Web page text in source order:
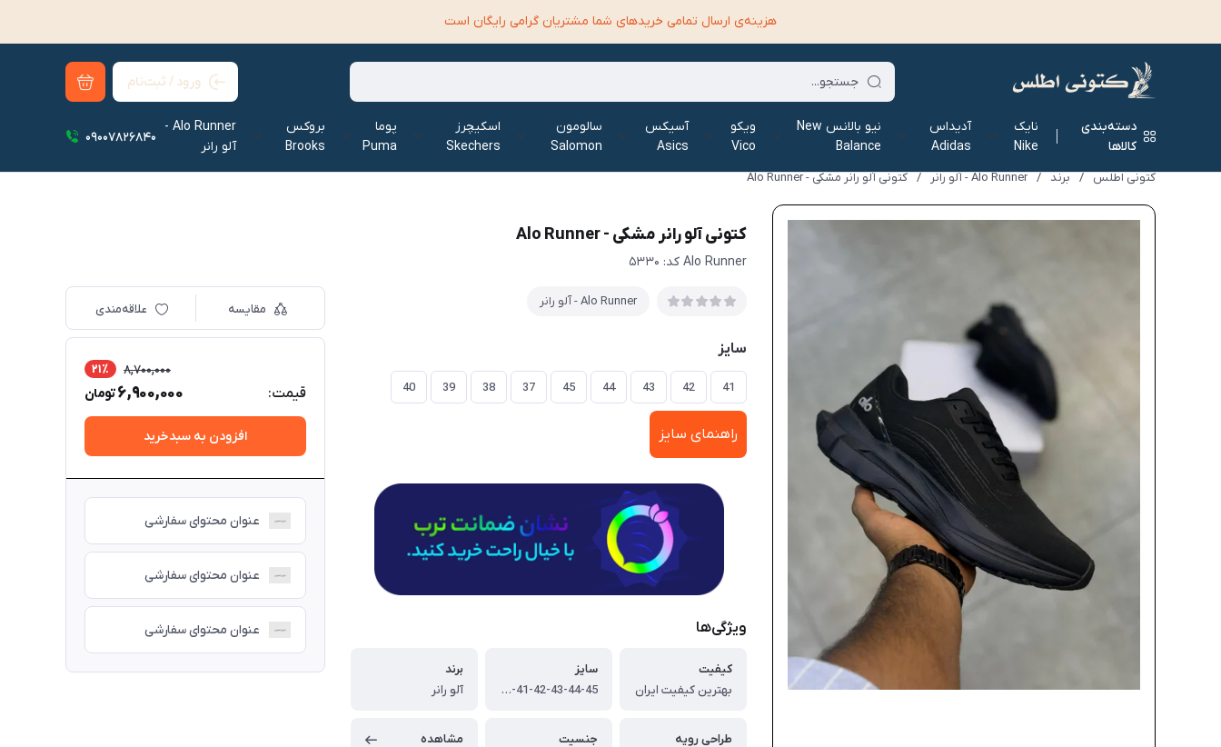
هزینه‌ی ارسال تمامی خرید‌های شما مشتریان گرامی رایگان است
ورود / ثبت‌نام
دسته‌بندی
کالاها
نایک
Nike
آدیداس
Adidas
نیو بالانس New
Balance
ویکو
Vico
آسیکس
Asics
سالومون
Salomon
اسکیچرز
Skechers
پوما
Puma
بروکس
Brooks
Alo Runner -
آلو رانر‌
09007826840
کتونی اطلس / برند / Alo Runner - آلو رانر‌ / کتونی آلو رانر مشکی - Alo Runner
کتونی آلو رانر مشکی - Alo Runner
Alo Runner کد: ۵۳۳۰
Alo Runner - آلو رانر‌
سایز
41
42
43
44
45
37
38
39
40
راهنمای سایز
ویژگی‌ها
کیفیت
بهترین کیفیت ایران
سایز
37-38-39-40-41-42-43-44-45
برند
آلو رانر
طراحی رویه
جنسیت
مشاهده
مقایسه علاقه‌مندی
قیمت:
8,700,000 21٪
6,900,000تومان
افزودن به سبدخرید
عنوان محتوای سفارشی
عنوان محتوای سفارشی
عنوان محتوای سفارشی